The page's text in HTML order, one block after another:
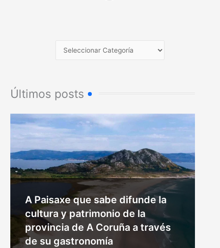
Últimos posts
A Paisaxe que sabe difunde la
cultura y patrimonio de la
provincia de A Coruña a través
de su gastronomía